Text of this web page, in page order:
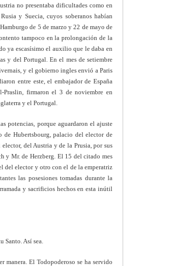
no presentaba dificultades como en
y Suecia, cuyos soberanos habían
de 5 de marzo y 22 de mayo de
tampoco en la prolongación de la
ya escasísimo el auxilio que le daba en
y del Portugal. En el mes de setiembre
y el gobierno ingles envió a Paris
entre este, el embajador de España
Praslin, firmaron el 3 de noviembre en
y el Portugal.
potencias, porque aguardaron el ajuste
Hubertsbourg, palacio del elector de
del Austria y de la Prusia, por sus
y Mr. de Herzberg. El 15 del citado mes
del elector y otro con el de la emperatriz
las posesiones tomadas durante la
y sacrificios hechos en esta inútil
Así sea.
manera. El Todopoderoso se ha servido